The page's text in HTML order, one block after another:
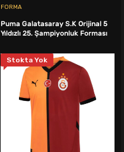
FORMA
Puma Galatasaray S.K Orijinal 5
Yıldızlı 25. Şampiyonluk Forması
Stokta Yok